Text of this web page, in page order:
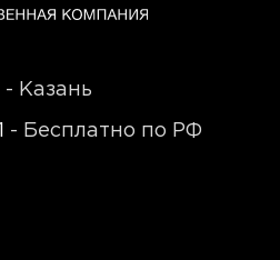
- Казань
- Бесплатно по РФ